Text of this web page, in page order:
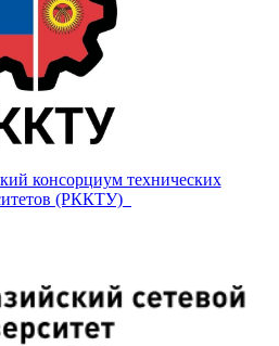
консорциум технических
(РККТУ)